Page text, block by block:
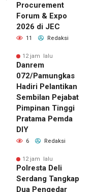
Procurement
Forum & Expo
2026 di JEC
11 Redaksi
12 jam lalu
Danrem
072/Pamungkas
Hadiri Pelantikan
Sembilan Pejabat
Pimpinan Tinggi
Pratama Pemda
DIY
6 Redaksi
12 jam lalu
Polresta Deli
Serdang Tangkap
Dua Pengedar